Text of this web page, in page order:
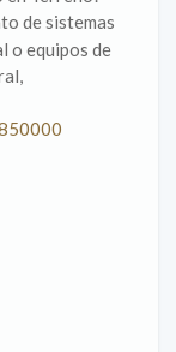
de sistemas
o equipos de